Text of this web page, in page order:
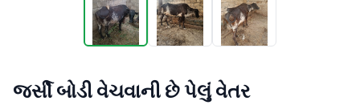
જર્સી બોડી વેચવાની છે પેલું વેતર